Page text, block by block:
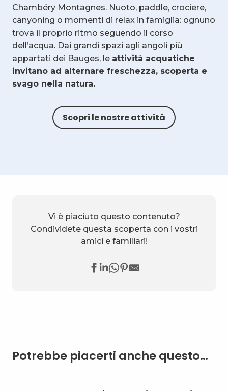
Chambéry Montagnes. Nuoto, paddle, crociere,
canyoning o momenti di relax in famiglia: ognuno
trova il proprio ritmo seguendo il corso
dell’acqua. Dai grandi spazi agli angoli più
appartati dei Bauges, le attività acquatiche
invitano ad alternare freschezza, scoperta e
svago nella natura.
Scopri le nostre attività
Vi è piaciuto questo contenuto?
Condividete questa scoperta con i vostri
amici e familiari!
Potrebbe piacerti anche questo…